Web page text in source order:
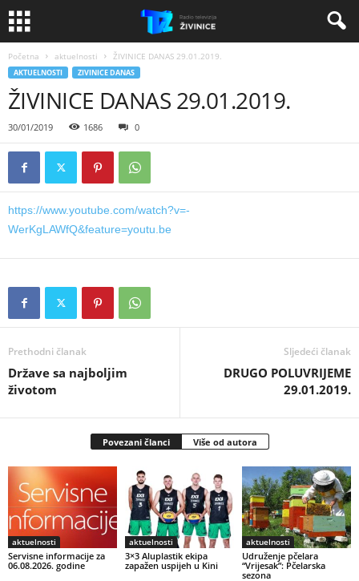
Početna aktuelnosti ŽIVINICE DANAS 29.01.2019.
AKTUELNOSTI ZIVINICE DANAS
ŽIVINICE DANAS 29.01.2019.
30/01/2019 1686 0
https://www.youtube.com/watch?v=-
WerKgLAWfQ&feature=youtu.be
Prethodni članak
Države sa najboljim
životom
Sljedeći članak
DRUGO POLUVRIJEME
29.01.2019.
Povezani članci Više od autora
aktuelnosti
Servisne informacije za
06.08.2026. godine
aktuelnosti
3×3 Aluplastik ekipa
zapažen uspijeh u Kini
aktuelnosti
Udruženje pčelara
“Vrijesak”: Pčelarska
sezona